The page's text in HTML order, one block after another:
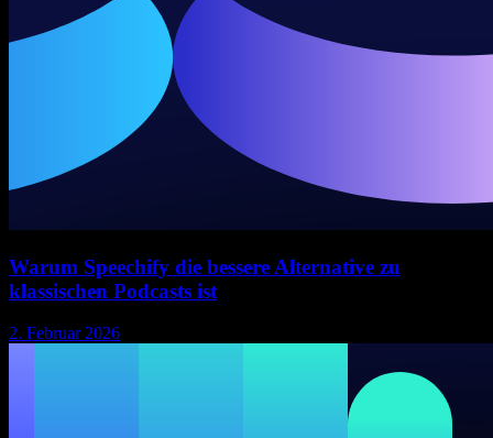
Warum Speechify die bessere Alternative zu
klassischen Podcasts ist
2. Februar 2026